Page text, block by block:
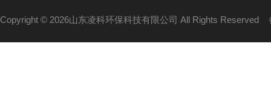
Copyright © 2026山东凌科环保科技有限公司 All Rights Reserved